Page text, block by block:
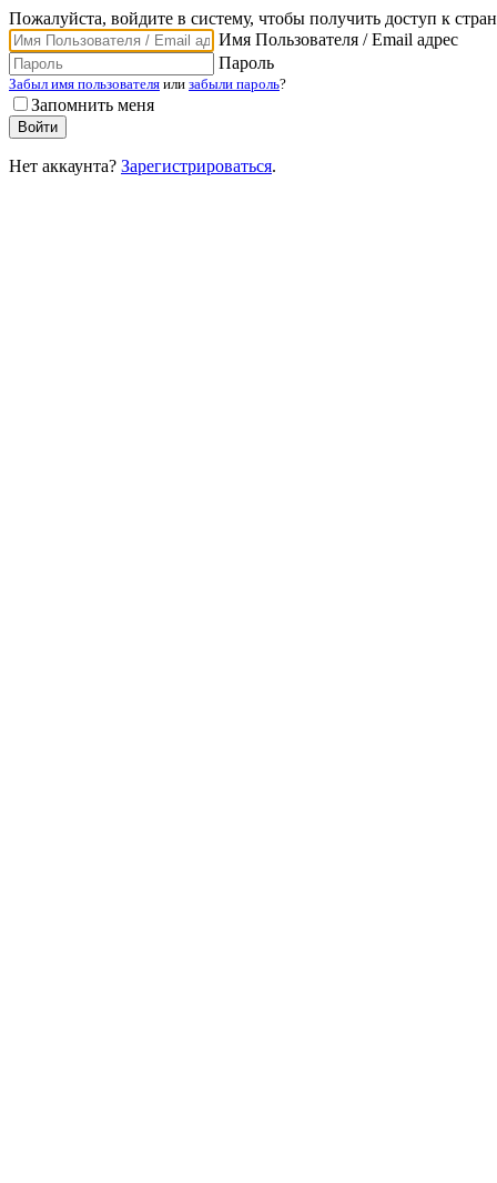
Пожалуйста, войдите в систему, чтобы получить доступ к
Имя Пользователя / Email адрес
Пароль
Забыл имя пользователя или забыли пароль?
Запомнить меня
Нет аккаунта? Зарегистрироваться.